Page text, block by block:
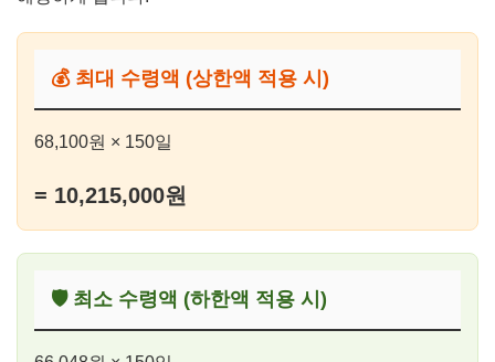
💰 최대 수령액 (상한액 적용 시)
68,100원 × 150일
= 10,215,000원
🛡️ 최소 수령액 (하한액 적용 시)